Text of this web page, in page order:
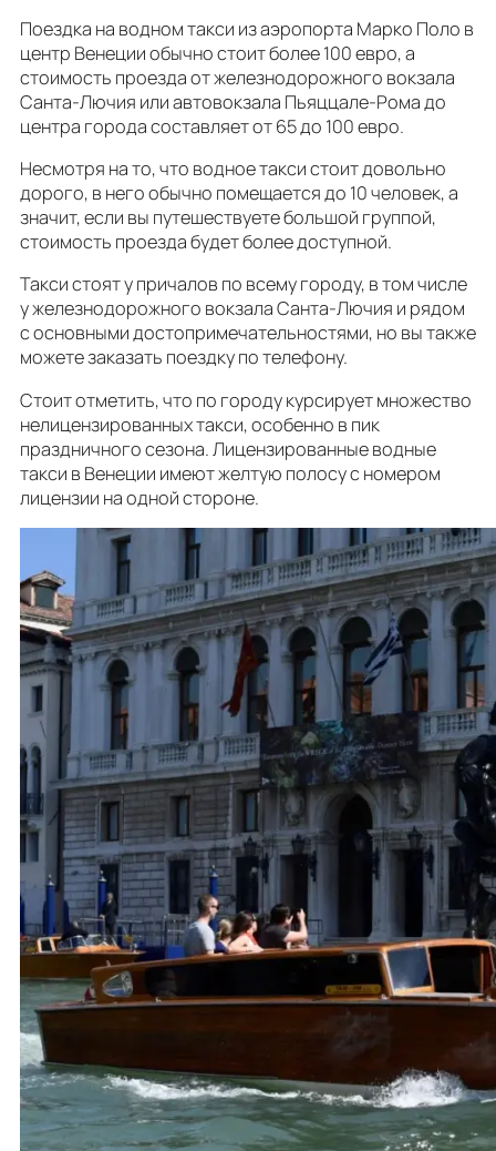
Поездка на водном такси из аэропорта Марко Поло в
центр Венеции обычно стоит более 100 евро, а
стоимость проезда от железнодорожного вокзала
Санта-Лючия или автовокзала Пьяццале-Рома до
центра города составляет от 65 до 100 евро.
Несмотря на то, что водное такси стоит довольно
дорого, в него обычно помещается до 10 человек, а
значит, если вы путешествуете большой группой,
стоимость проезда будет более доступной.
Такси стоят у причалов по всему городу, в том числе
у железнодорожного вокзала Санта-Лючия и рядом
с основными достопримечательностями, но вы также
можете заказать поездку по телефону.
Стоит отметить, что по городу курсирует множество
нелицензированных такси, особенно в пик
праздничного сезона. Лицензированные водные
такси в Венеции имеют желтую полосу с номером
лицензии на одной стороне.